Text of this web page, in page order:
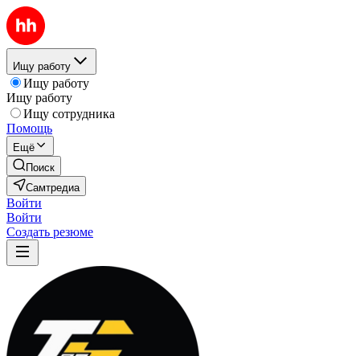
Ищу работу
Ищу работу
Ищу работу
Ищу сотрудника
Помощь
Ещё
Поиск
Самтредиа
Войти
Войти
Создать резюме